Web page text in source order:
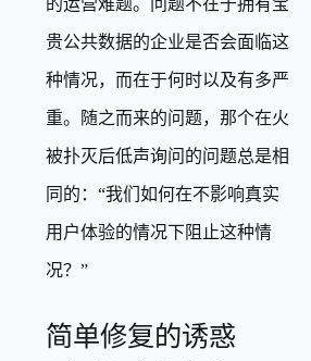
的运营难题。问题不在于拥有宝
贵公共数据的企业是否会面临这
种情况，而在于何时以及有多严
重。随之而来的问题，那个在火
被扑灭后低声询问的问题总是相
同的：“我们如何在不影响真实
用户体验的情况下阻止这种情
况？”
简单修复的诱惑